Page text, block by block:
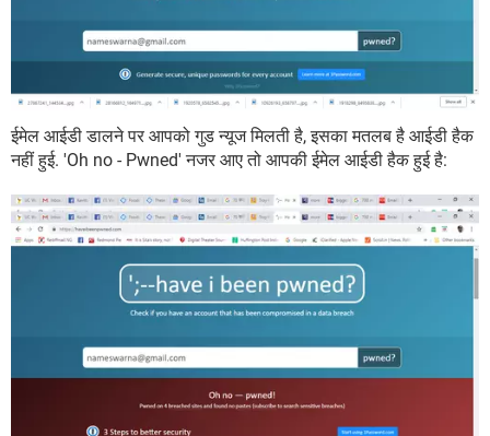
ईमेल आईडी डालने पर आपको गुड न्यूज मिलती है, इसका मतलब है आईडी हैक
नहीं हुई. 'Oh no - Pwned' नजर आए तो आपकी ईमेल आईडी हैक हुई है: